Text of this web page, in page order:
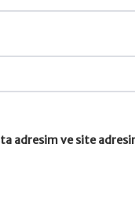
adresim ve site